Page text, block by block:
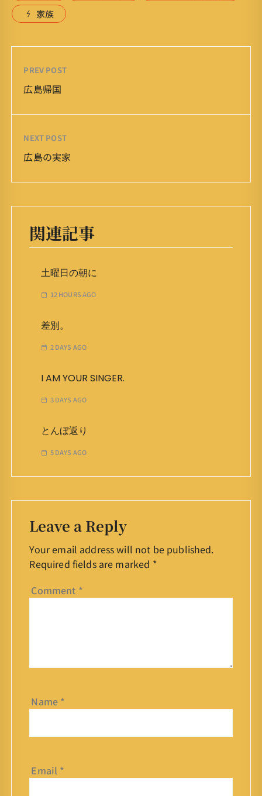
家族
PREV POST
広島帰国
NEXT POST
広島の実家
関連記事
土曜日の朝に
12 HOURS AGO
差別。
2 DAYS AGO
I AM YOUR SINGER.
3 DAYS AGO
とんぼ返り
5 DAYS AGO
Leave a Reply
Your email address will not be published.
Required fields are marked *
Comment *
Name *
Email *